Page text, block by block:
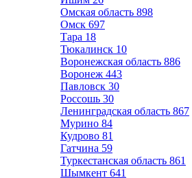
Омская область 898
Омск 697
Тара 18
Тюкалинск 10
Воронежская область 886
Воронеж 443
Павловск 30
Россошь 30
Ленинградская область 867
Мурино 84
Кудрово 81
Гатчина 59
Туркестанская область 861
Шымкент 641